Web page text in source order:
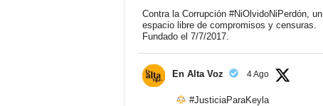
Contra la Corrupción #NiOlvidoNiPerdón, un
espacio libre de compromisos y censuras.
Fundado el 7/7/2017.
En Alta Voz 4 Ago
#JusticiaParaKeyla